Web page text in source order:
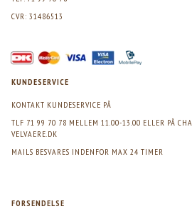
CVR: 31486513
KUNDESERVICE
KONTAKT KUNDESERVICE PÅ
TLF 71 99 70 78 MELLEM 11.00-13.00 ELLER PÅ
VELVAERE.DK
MAILS BESVARES INDENFOR MAX 24 TIMER
FORSENDELSE